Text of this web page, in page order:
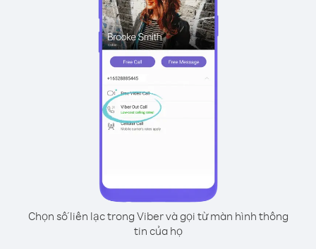
Chọn số liên lạc trong Viber và gọi từ màn hình thông
tin của họ